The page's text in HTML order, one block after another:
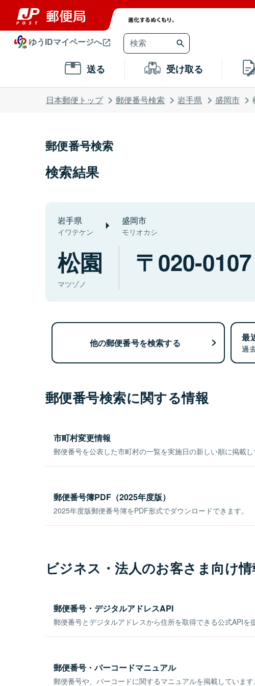
ゆうIDマイページへ
送る 受け取る
日本郵便トップ 郵便番号検索 岩手県 盛岡市
郵便番号検索
検索結果
岩手県
イワテケン
盛岡市
モリオカシ
松園
マツゾノ
020-0107
他の郵便番号を検索する 最
過
郵便番号検索に関する情報
市町村変更情報
郵便番号を公表した市町村の一覧を実施日の新しい順に掲載し
郵便番号簿PDF（2025年度版）
2025年度版郵便番号簿をPDF形式でダウンロードできます。
ビジネス・法人のお客さま向け情
郵便番号・デジタルアドレスAPI
郵便番号とデジタルアドレスから住所を取得できる公式APIを
郵便番号・バーコードマニュアル
郵便番号や、バーコードに関するマニュアルを掲載しています